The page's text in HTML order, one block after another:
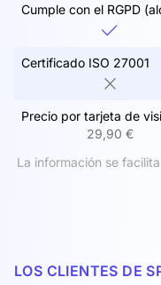
Cumple con el RGPD
Certificado ISO 27001
Precio por tarjeta de
29,90 €
La información se
LOS CLIENTES DE